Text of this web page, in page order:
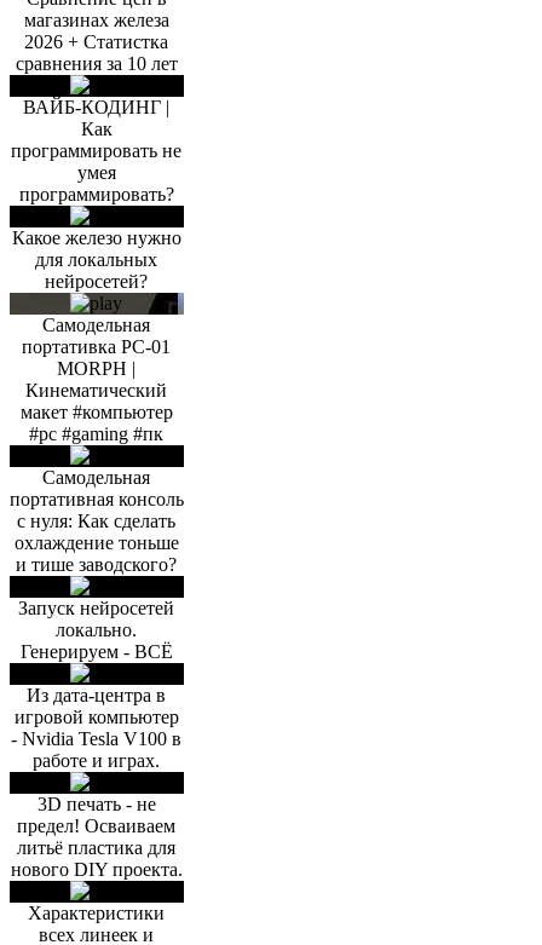
магазинах железа
2026 + Статистка
сравнения за 10 лет
ВАЙБ-КОДИНГ |
Как
программировать не
умея
программировать?
Какое железо нужно
для локальных
нейросетей?
Самодельная
портативка PC-01
MORPH |
Кинематический
макет #компьютер
#pc #gaming #пк
Самодельная
портативная консоль
с нуля: Как сделать
охлаждение тоньше
и тише заводского?
Запуск нейросетей
локально.
Генерируем - ВСЁ
Из дата-центра в
игровой компьютер
- Nvidia Tesla V100 в
работе и играх.
3D печать - не
предел! Осваиваем
литьё пластика для
нового DIY проекта.
Характеристики
всех линеек и